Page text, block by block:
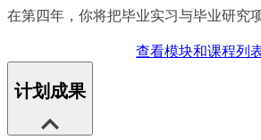
在第四年，你将把毕业实习与毕业研究
查看模块和课程列
计划成果